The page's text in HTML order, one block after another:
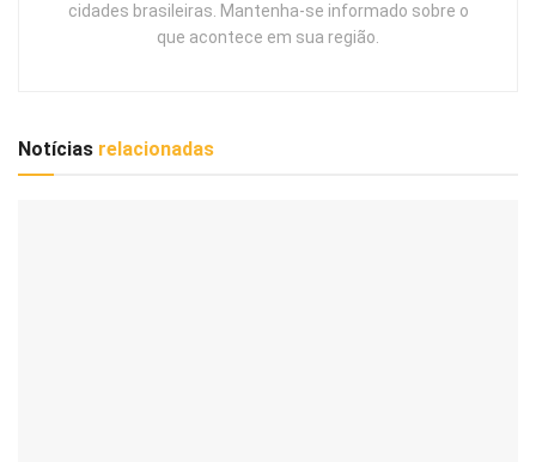
cidades brasileiras. Mantenha-se informado sobre o
que acontece em sua região.
Notícias relacionadas